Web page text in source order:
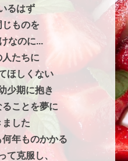
るはず
ものを
なのに...
人たちに
ほしくない
少期に抱き
ことを夢に
した
年ものかかる
て克服し、